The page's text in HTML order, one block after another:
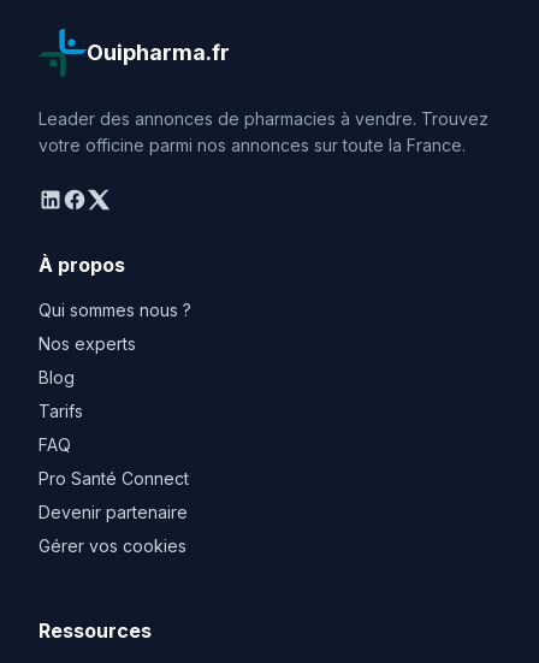
Ouipharma.fr
Leader des annonces de pharmacies à vendre. Trouvez
votre officine parmi nos annonces sur toute la France.
linkedin
facebook
twitter
À propos
Qui sommes nous ?
Nos experts
Blog
Tarifs
FAQ
Pro Santé Connect
Devenir partenaire
Gérer vos cookies
Ressources